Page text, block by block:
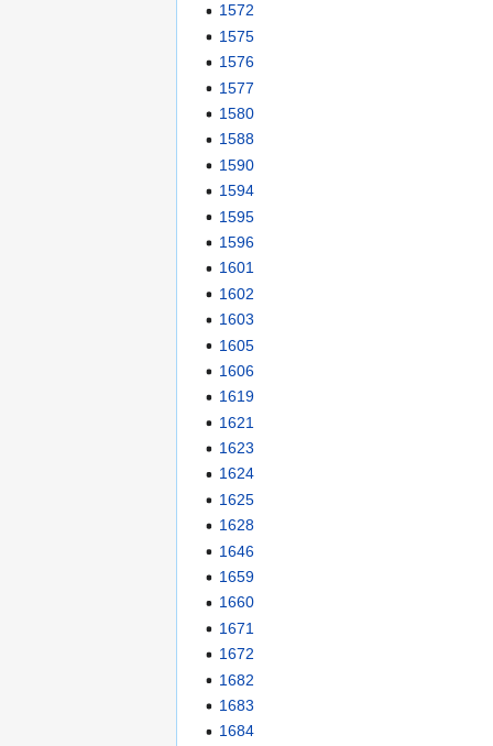
1572
1575
1576
1577
1580
1588
1590
1594
1595
1596
1601
1602
1603
1605
1606
1619
1621
1623
1624
1625
1628
1646
1659
1660
1671
1672
1682
1683
1684